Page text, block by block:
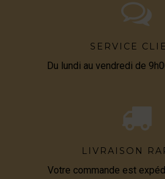
SERVICE
Du lundi au vendredi de
LIVRAISON
Votre commande est